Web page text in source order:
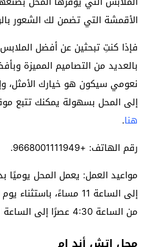
الأقمشة التي تضمن لك الشعور
فإذا كنتِ تبحثين عن أفضل الملابس
بالعديد من التصاميم المميزة
نعومي سيكون هو خيارك الأمثل،
إلى المحل بسهولة يمكنك تتبع
هنا.
رقم الهاتف: +9668001111949.
إلى الساعة 11 مساءً،
من الساعة 4:30 عصرًا إلى الساعة 11 مساءً.